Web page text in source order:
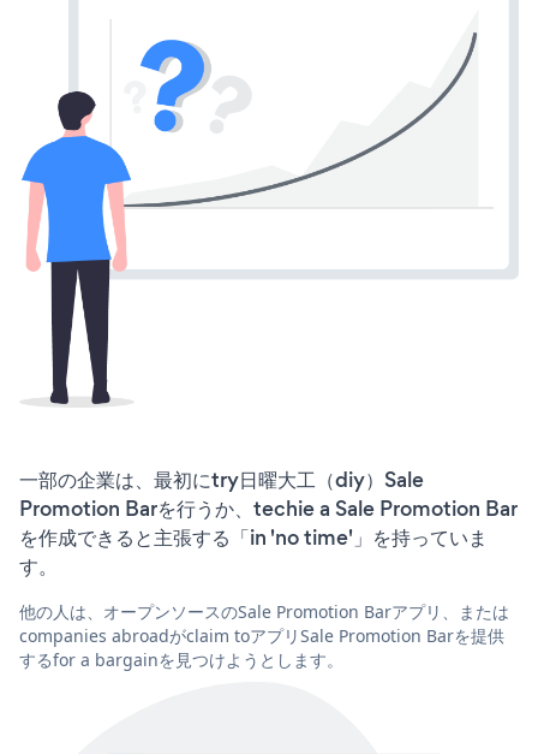
一部の企業は、最初にtry日曜大工（diy）Sale
Promotion Barを行うか、techie a Sale Promotion Bar
を作成できると主張する「in 'no time'」を持っていま
す。
他の人は、オープンソースのSale Promotion Barアプリ、または
companies abroadがclaim toアプリSale Promotion Barを提供
するfor a bargainを見つけようとします。